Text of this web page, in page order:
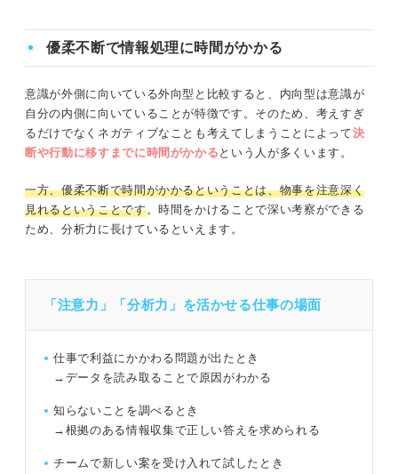
優柔不断で情報処理に時間がかかる
意識が外側に向いている外向型と比較すると、内向型は意識が
自分の内側に向いていることが特徴です。そのため、考えすぎ
るだけでなくネガティブなことも考えてしまうことによって決
断や行動に移すまでに時間がかかる という人が多くいます。
一方、優柔不断で時間がかかるということは、物事を注意深く
見れるということです。時間をかけることで深い考察ができる
ため、分析力に長けているといえます。
「注意力」「分析力」を活かせる仕事の場面
仕事で利益にかかわる問題が出たとき
→データを読み取ることで原因がわかる
知らないことを調べるとき
→根拠のある情報収集で正しい答えを求められる
チームで新しい案を受け入れて試したとき